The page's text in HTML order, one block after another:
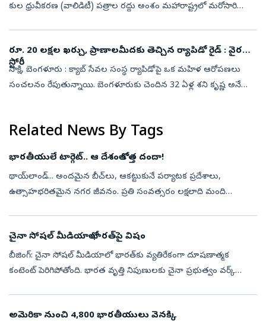
కుల ధ్రువీకరణ (వాలిడిటీ) పత్రాల రద్దు అంశం మహారాష్ట్రలో మరోసారి
రూ. 20 లక్షల ఖర్చు, ప్రాణాలమీదకు తెచ్చిన ర్యాపిడో రైడ్‌ : వైరల్‌
స్టోరీ
సాక్షి, బెంగళూరు : క్యాబ్‌ సేవల సంస్థ ర్యాపిడోపై ఒక మహిళ ఆరోపణలు
సంచలనం రేపుతున్నాయి. బెంగళూరుకు చెందిన 32 ఏళ్ల శని కృష్ణ అనే
Related News By Tags
భారతీయులే టార్గెట్‌.. ఆ దేశంలో కొత్త దందా!
థాయ్‌లాండ్‌... అందమైన బీచ్‌లు, ఆకట్టుకునే పర్యాటక ప్రదేశాలు,
ఉత్సాహభరితమైన నగర జీవనం. ప్రతి సంవత్సరం లక్షలాది మంది
చైనా సోషల్‌ మీడియాలో భారత్‌పై విషం
బీజింగ్‌: చైనా సోషల్‌ మీడియాలో భారత్‌కు వ్యతిరేకంగా దూషణాత్మక
కంటెంట్‌ పెరిగిపోతోంది. భారత వృత్తి నిపుణులకు చైనా ప్రభుత్వం వర్క్‌
అమెరికా నుంచి 4,800 భారతీయులు వెనక్కి